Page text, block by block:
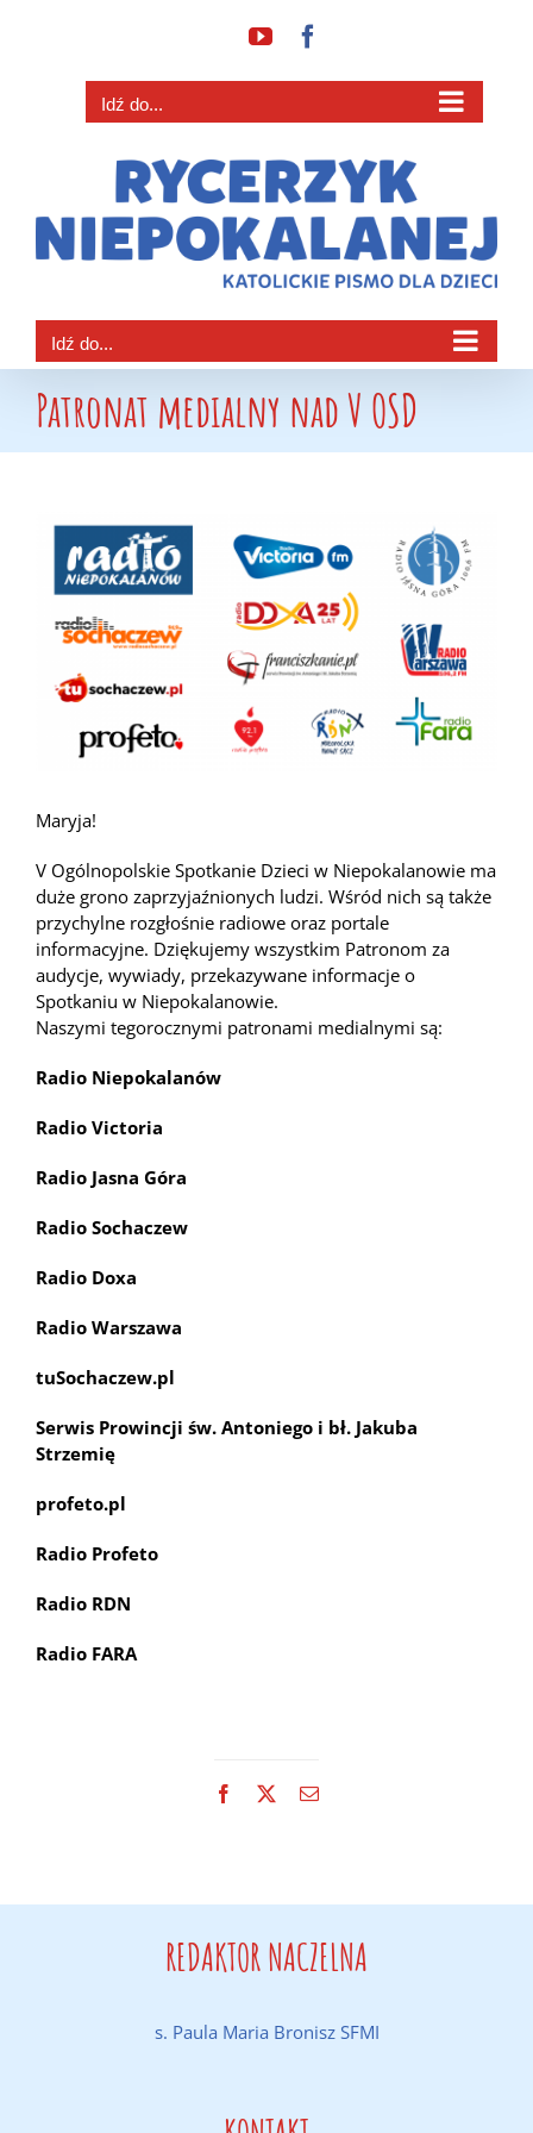
YouTube
Idź do...
Idź do...
Patronat medialny nad V OSD
Pokaż
większy
obrazek
Maryja!
V Ogólnopolskie Spotkanie Dzieci w Niepokalanowie ma
duże grono zaprzyjaźnionych ludzi. Wśród nich są także
przychylne rozgłośnie radiowe oraz portale
informacyjne. Dziękujemy wszystkim Patronom za
audycje, wywiady, przekazywane informacje o
Spotkaniu w Niepokalanowie.
Naszymi tegorocznymi patronami medialnymi są:
Radio Niepokalanów
Radio Victoria
Radio Jasna Góra
Radio Sochaczew
Radio Doxa
Radio Warszawa
tuSochaczew.pl
Serwis Prowincji św. Antoniego i bł. Jakuba
Strzemię
profeto.pl
Radio Profeto
Radio RDN
Radio FARA
Facebook Email
REDAKTOR NACZELNA
s. Paula Maria Bronisz SFMI